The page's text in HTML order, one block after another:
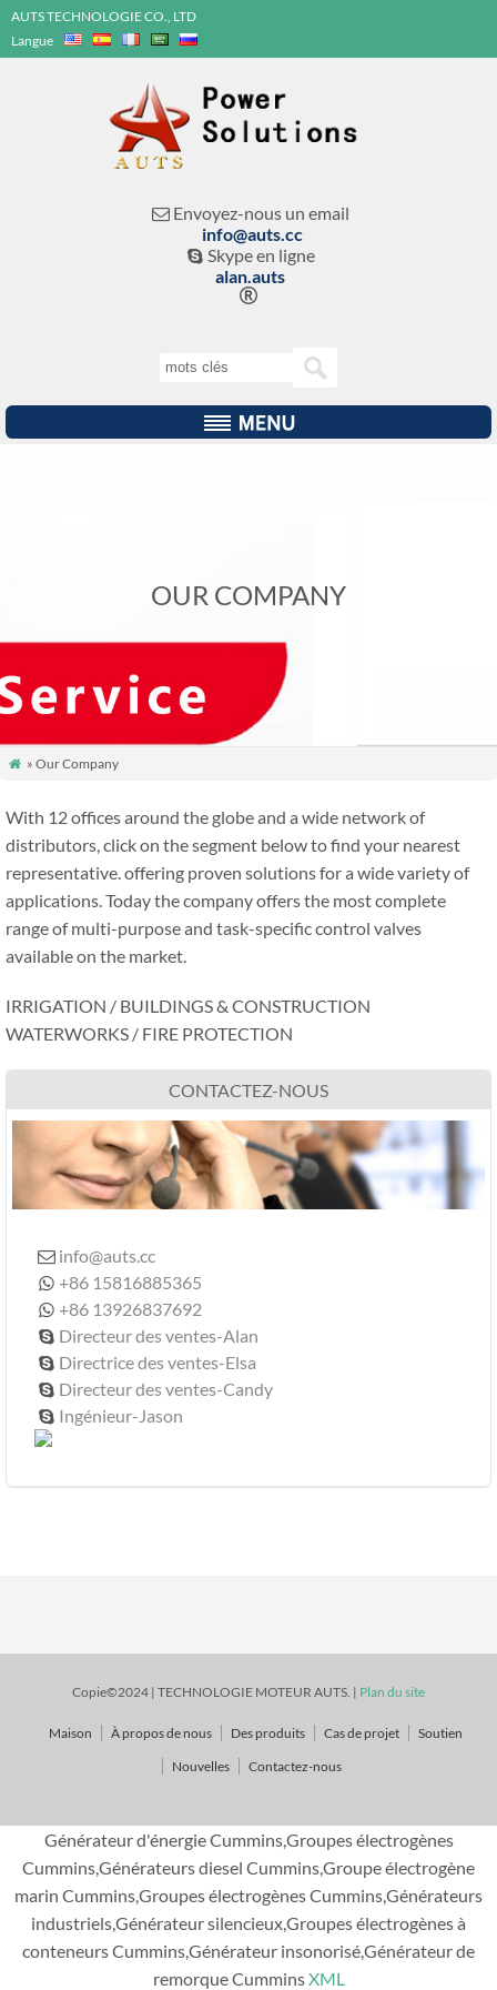
AUTS TECHNOLOGIE CO., LTD
Langue
 Envoyez-nous un email
info@auts.cc
 Skype en ligne
alan.auts

OUR COMPANY
 » Our Company
With 12offices around the globe and a wide network of
distributors,click on the segment below to find your nearest
representative.offering proven solutions for a wide variety of
applications.Today the company offers the most complete
range of multi-purpose and task-specific control valves
available on the market.
IRRIGATION / BUILDINGS& CONSTRUCTION
WATERWORKS / FIRE PROTECTION
CONTACTEZ-NOUS
 info@auts.cc
 +86 15816885365
 +86 13926837692
 Directeur des ventes-Alan
 Directrice des ventes-Elsa
 Directeur des ventes-Candy
 Ingénieur-Jason
Copie©2024 | TECHNOLOGIE MOTEUR AUTS. | Plan du site
Maison À propos de nous Des produits Cas de projet
Soutien
Nouvelles
Contactez-nous
Générateur d'énergie Cummins,Groupes électrogènes
Cummins,Générateurs diesel Cummins,Groupe électrogène
marin Cummins,Groupes électrogènes Cummins,Générateurs
industriels,Générateur silencieux,Groupes électrogènes à
conteneurs Cummins,Générateur insonorisé,Générateur de
remorque CumminsXML